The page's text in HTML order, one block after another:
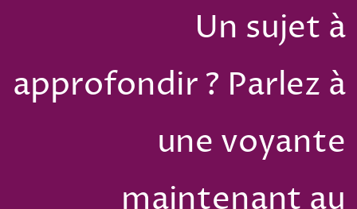
Un sujet à
approfondir ? Parlez à
une voyante
maintenant au